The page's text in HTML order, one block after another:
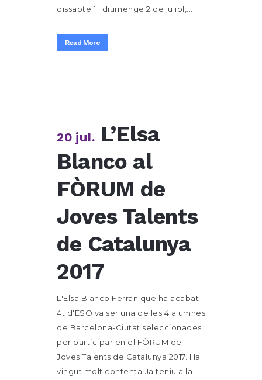
dissabte 1 i diumenge 2 de juliol,...
Read More
20 jul. L’Elsa
Blanco al
FÒRUM de
Joves Talents
de Catalunya
2017
L'Elsa Blanco Ferran que ha acabat
4t d'ESO va ser una de les 4 alumnes
de Barcelona-Ciutat seleccionades
per participar en el FÒRUM de
Joves Talents de Catalunya 2017. Ha
vingut molt contenta.Ja teniu a la